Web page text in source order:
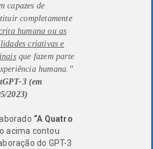
capazes de
completamente
humana ou as
criativas e
que fazem parte
humana.”
3 (em
2023)
“A Quatro
acima contou
do GPT-3